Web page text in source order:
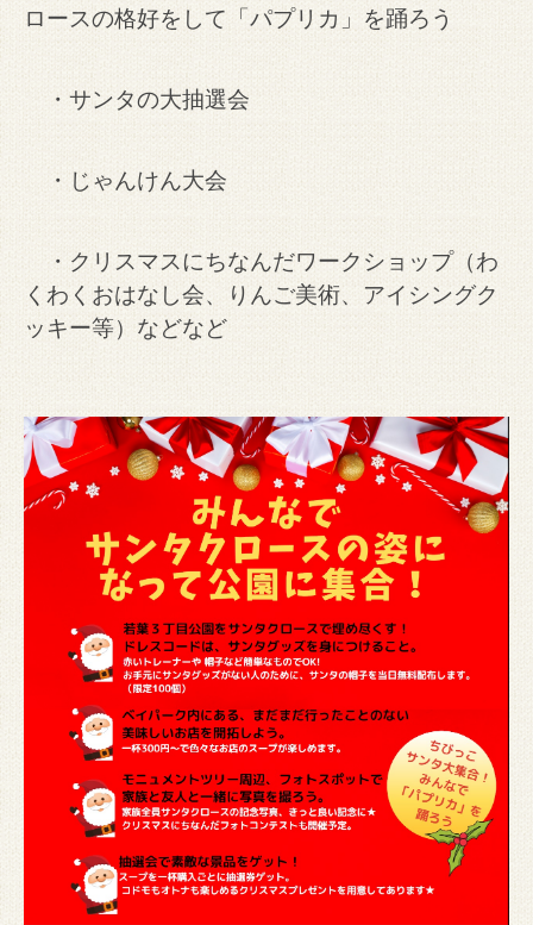
ロースの格好をして「パプリカ」を踊ろう
・サンタの大抽選会
・じゃんけん大会
・クリスマスにちなんだワークショップ（わ
くわくおはなし会、りんご美術、アイシングク
ッキー等）などなど